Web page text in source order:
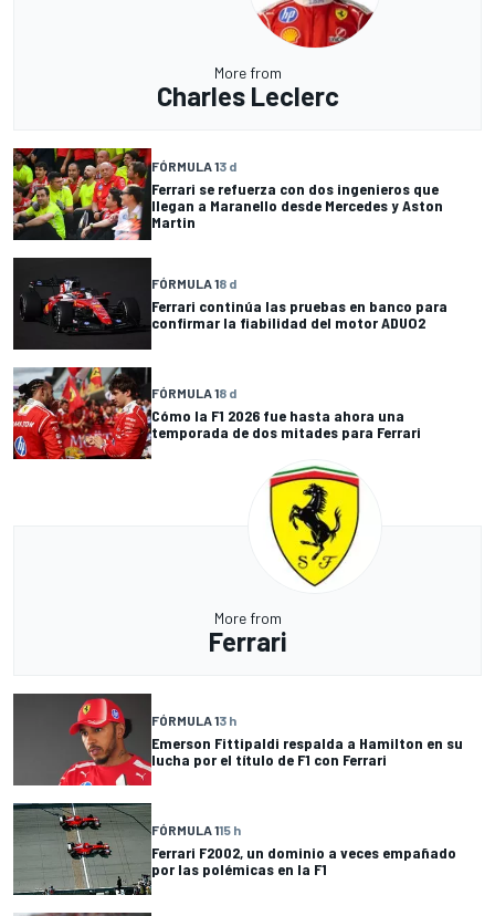
More from
Charles Leclerc
FÓRMULA 13 d
Ferrari se refuerza con dos ingenieros que
llegan a Maranello desde Mercedes y Aston
Martin
FÓRMULA 18 d
Ferrari continúa las pruebas en banco para
confirmar la fiabilidad del motor ADUO2
FÓRMULA 18 d
Cómo la F1 2026 fue hasta ahora una
temporada de dos mitades para Ferrari
More from
Ferrari
FÓRMULA 13 h
Emerson Fittipaldi respalda a Hamilton en su
lucha por el título de F1 con Ferrari
FÓRMULA 115 h
Ferrari F2002, un dominio a veces empañado
por las polémicas en la F1